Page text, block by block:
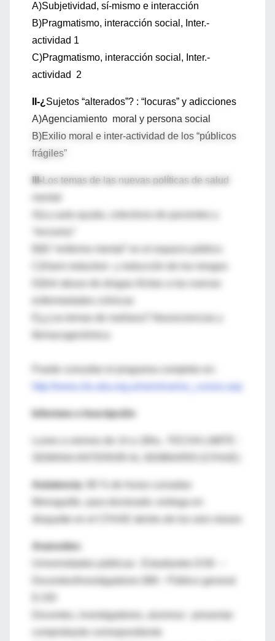
A)Subjetividad, sí-mismo e interacción
B)Pragmatismo, interacción social, Inter.-
actividad 1
C)Pragmatismo, interacción social, Inter.-
actividad 2
II-¿ Sujetos “alterados”? : “locuras” y adicciones
A)Agenciamiento moral y persona social
B)Exilio moral e inter-actividad de los “públicos
frágiles”
III- Los temas de las nuevas políticas de salud
B)El “enfermo mental” en el espacio público
C)Harm reduction y reducción de los riesgos
D)Del abuso de drogas ilícitas a las nuevas
fármacogenómica
Puede consultar el programa completo en:
Informes e Inscripción
Asistencia:
Monografía para doctorado: entrega en
disquette en el CFAAE dentro de los seis meses
Aranceles:
Docentes/Investigadores $90 - Público general
Docentes, investigadores, alumnos : presentar